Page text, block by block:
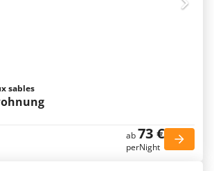
sables
ab73 €
perNight